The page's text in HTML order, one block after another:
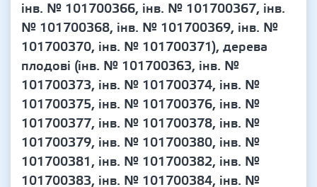
інв. № 101700366, інв. № 101700367, інв.
№ 101700368, інв. № 101700369, інв. №
101700370, інв. № 101700371), дерева
плодові (інв. № 101700363, інв. №
101700373, інв. № 101700374, інв. №
101700375, інв. № 101700376, інв. №
101700377, інв. № 101700378, інв. №
101700379, інв. № 101700380, інв. №
101700381, інв. № 101700382, інв. №
101700383, інв. № 101700384, інв. №